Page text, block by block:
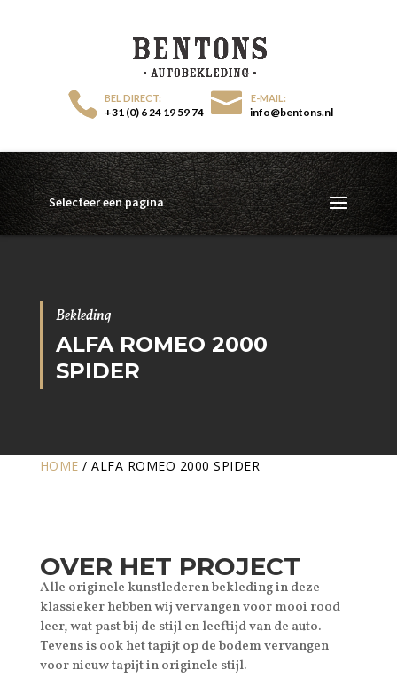
+31 (0) 6 24 19 59 74 info@bentons.nl
Selecteer een pagina
Bekleding
ALFA ROMEO 2000
SPIDER
HOME /ALFA ROMEO 2000 SPIDER
OVER HET PROJECT
Alle originele kunstlederen bekleding in deze
klassieker hebben wij vervangen voor mooi rood
leer, wat past bij de stijl en leeftijd van de auto.
Tevens is ook het tapijt op de bodem vervangen
voor nieuw tapijt in originele stijl.